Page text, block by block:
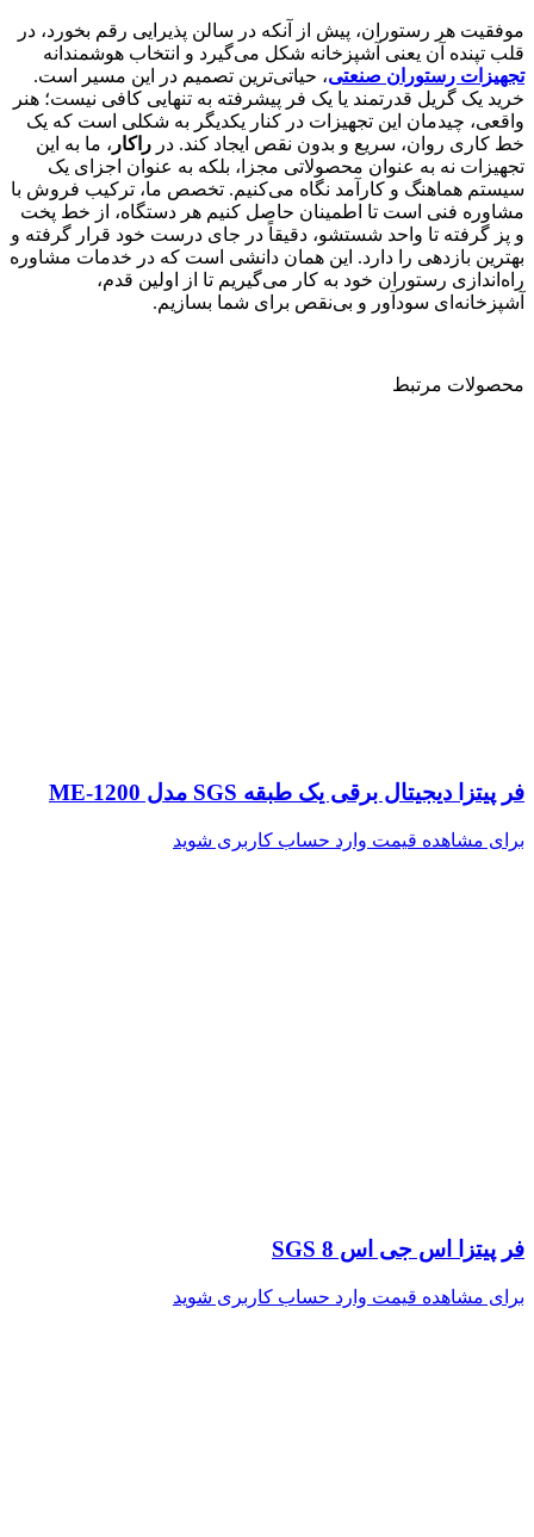
موفقیت هر رستوران، پیش از آنکه در سالن پذیرایی رقم بخورد، در
قلب تپنده آن یعنی آشپزخانه شکل می‌گیرد و انتخاب هوشمندانه
تجهیزات رستوران صنعتی، حیاتی‌ترین تصمیم در این مسیر است.
خرید یک گریل قدرتمند یا یک فر پیشرفته به تنهایی کافی نیست؛ هنر
واقعی، چیدمان این تجهیزات در کنار یکدیگر به شکلی است که یک
خط کاری روان، سریع و بدون نقص ایجاد کند. در راکار ، ما به این
تجهیزات نه به عنوان محصولاتی مجزا، بلکه به عنوان اجزای یک
سیستم هماهنگ و کارآمد نگاه می‌کنیم. تخصص ما، ترکیب فروش با
مشاوره فنی است تا اطمینان حاصل کنیم هر دستگاه، از خط پخت
و پز گرفته تا واحد شستشو، دقیقاً در جای درست خود قرار گرفته و
بهترین بازدهی را دارد. این همان دانشی است که در خدمات مشاوره
راه‌اندازی رستوران خود به کار می‌گیریم تا از اولین قدم،
آشپزخانه‌ای سودآور و بی‌نقص برای شما بسازیم.
محصولات مرتبط
فر پیتزا دیجیتال برقی یک طبقه SGS مدل ME-1200
برای مشاهده قیمت وارد حساب کاربری شوید
فر پیتزا اس جی اس SGS 8
برای مشاهده قیمت وارد حساب کاربری شوید